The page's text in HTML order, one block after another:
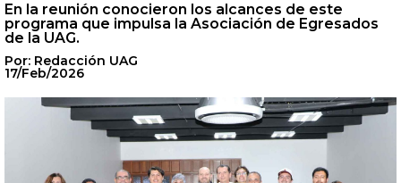
En la reunión conocieron los alcances de este
programa que impulsa la Asociación de Egresados
de la UAG.
Por: Redacción UAG
17/Feb/2026